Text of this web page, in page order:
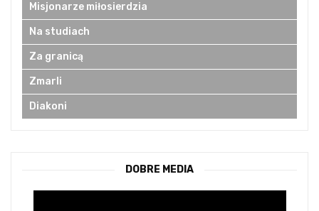
Misjonarze miłosierdzia
Na studiach
Za granicą
Zmarli
Diakoni
DOBRE MEDIA